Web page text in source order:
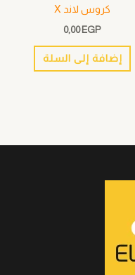
كروس لاند X
0,00 EGP
إضافة إلى السلة